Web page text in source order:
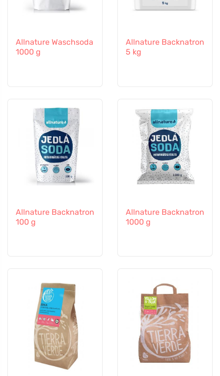
Allnature Waschsoda
1000 g
Allnature Backnatron
5 kg
Allnature Backnatron
100 g
Allnature Backnatron
1000 g